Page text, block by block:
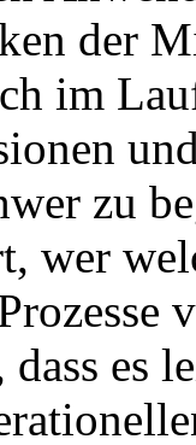
der
im
zu
wer
es